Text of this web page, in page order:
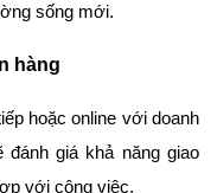
sống mới.
hàng
hoặc online với doanh
đánh giá khả năng giao
với công việc.